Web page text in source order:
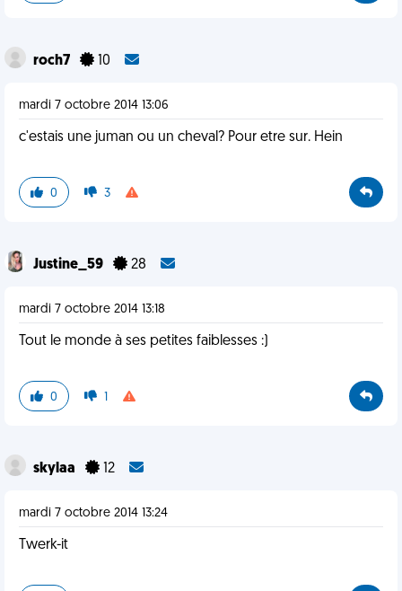
roch7 10
mardi 7 octobre 2014 13:06
c'estais une juman ou un cheval? Pour etre sur. Hein
0 3
Justine_59 28
mardi 7 octobre 2014 13:18
Tout le monde à ses petites faiblesses :)
0 1
skylaa 12
mardi 7 octobre 2014 13:24
Twerk-it